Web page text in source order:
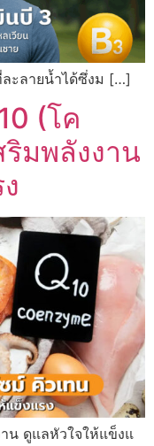
ะลายน้ำได้ซึ่งม […]
(โค
ริมพลังงาน
น ดูแลหัวใจให้แข็งแ